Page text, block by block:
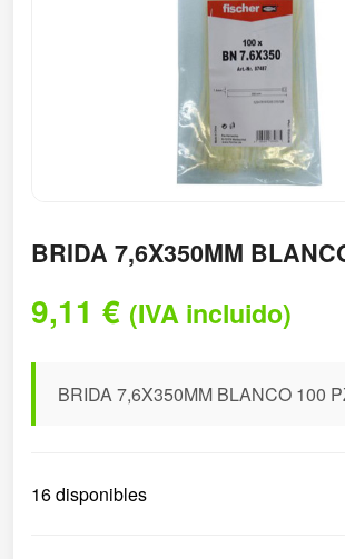
BRIDA 7,6X350MM
9,11 € (IVA incluido)
BRIDA 7,6X350MM BLANCO 100
16 disponibles